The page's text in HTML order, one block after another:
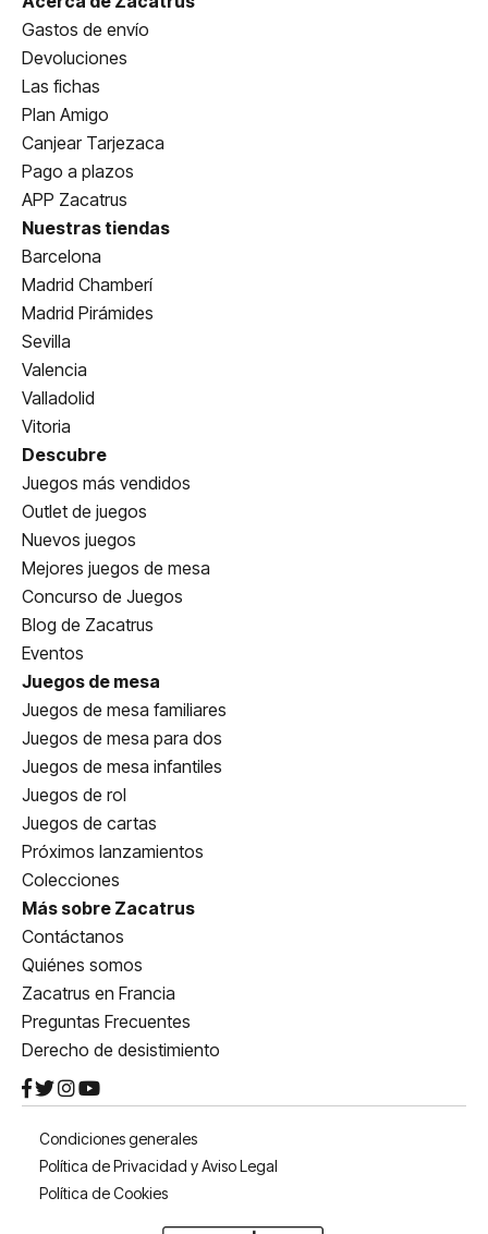
Gastos de envío
Devoluciones
Las fichas
Plan Amigo
Canjear Tarjezaca
Pago a plazos
APP Zacatrus
Nuestras tiendas
Barcelona
Madrid Chamberí
Madrid Pirámides
Sevilla
Valencia
Valladolid
Vitoria
Descubre
Juegos más vendidos
Outlet de juegos
Nuevos juegos
Mejores juegos de mesa
Concurso de Juegos
Blog de Zacatrus
Eventos
Juegos de mesa
Juegos de mesa familiares
Juegos de mesa para dos
Juegos de mesa infantiles
Juegos de rol
Juegos de cartas
Próximos lanzamientos
Colecciones
Más sobre Zacatrus
Contáctanos
Quiénes somos
Zacatrus en Francia
Preguntas Frecuentes
Derecho de desistimiento
Condiciones generales
Política de Privacidad y Aviso Legal
Política de Cookies